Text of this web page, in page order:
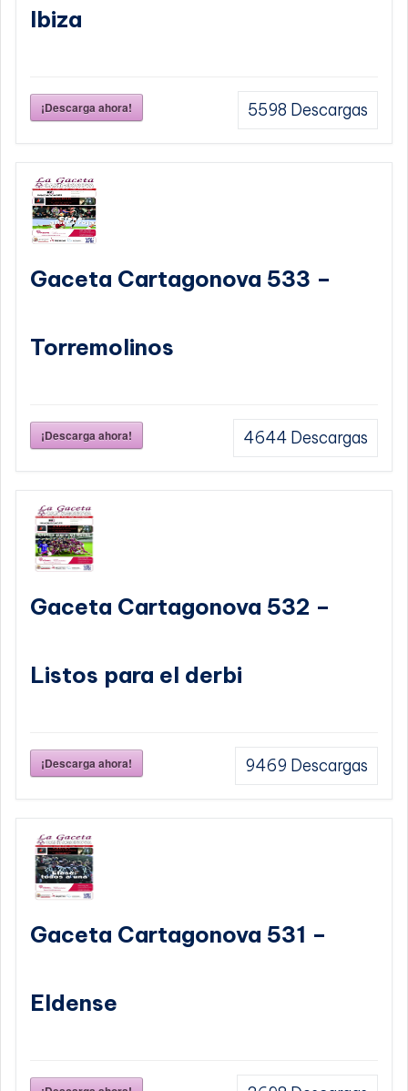
Ibiza
¡Descarga ahora! 5598 Descargas
Gaceta Cartagonova 533 –
Torremolinos
¡Descarga ahora! 4644 Descargas
Gaceta Cartagonova 532 –
Listos para el derbi
¡Descarga ahora! 9469 Descargas
Gaceta Cartagonova 531 –
Eldense